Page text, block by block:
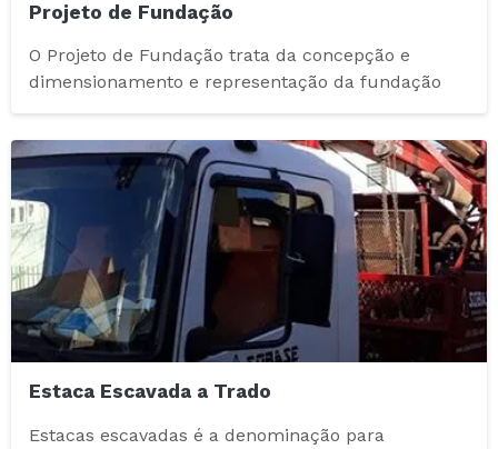
Projeto de Fundação
O Projeto de Fundação trata da concepção e
dimensionamento e representação da fundação
Estaca Escavada a Trado
Estacas escavadas é a denominação para